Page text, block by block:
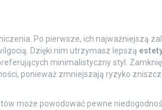
Po pierwsze, ich najważniejszą
Dzięki nim utrzymasz lepszą
minimalistyczny styl.
ponieważ zmniejszają ryzyko
może powodować pewne